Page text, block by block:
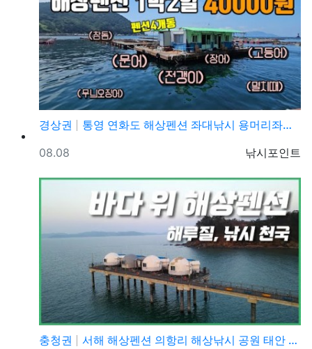
경상권
통영 연화도 해상펜션 좌대낚시 용머리좌대 1박 4만원 …
등록자
낚시포인트
등록일
08.08
충청권
서해 해상펜션 의항리 해상낚시 공원 태안 수상펜션 바다…